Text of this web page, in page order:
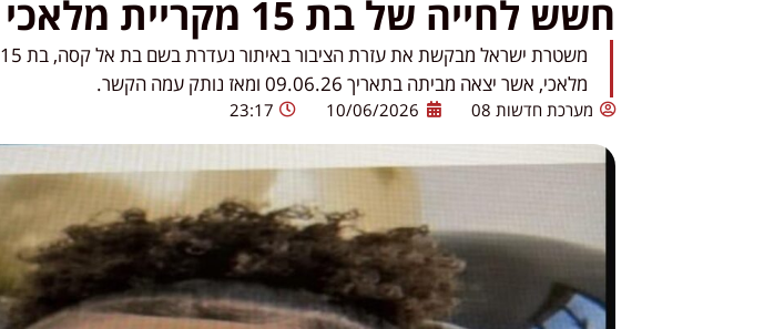
חשש לחייה של בת 15 מקריית מלאכי
מלאכי, אשר יצאה מביתה בתאריך 09.06.26 ומאז נותק עמה הקשר.
מערכת חדשות 08 10/06/2026
23:17